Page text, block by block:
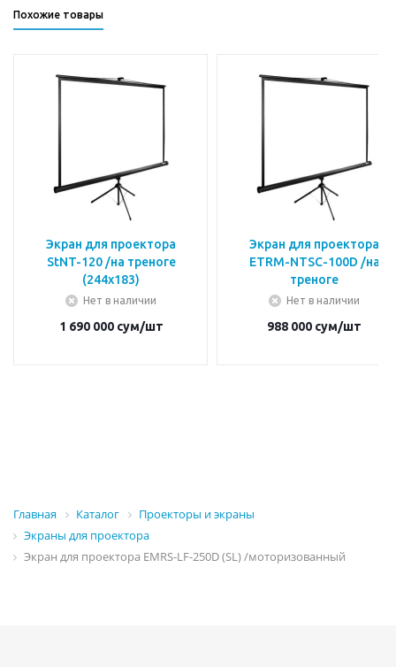
Похожие товары
Экран для проектора
StNT-120 /на треноге
(244х183)
Нет в наличии
1 690 000сум/шт
Экран для проектора
ETRM-NTSC-100D /на
треноге
Нет в наличии
988 000 сум/шт
Главная Каталог
Проекторы и экраны
Экраны для проектора
Экран для проектора EMRS-LF-250D (SL) /моторизованный